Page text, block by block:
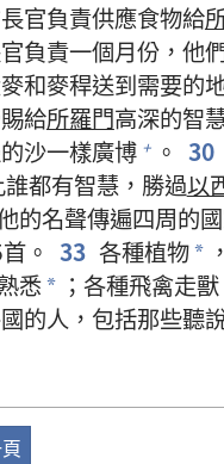
官負責供應食物給
負責一個月份，他
和麥稈送到需要的
給所羅門高深的智
沙一樣廣博 + 。 30
都有智慧，勝過以
的名聲傳遍四周的
。 33 各種植物*
悉* ；各種飛禽走獸
的人，包括那些聽